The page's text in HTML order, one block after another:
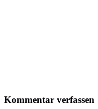
Kommentar verfassen